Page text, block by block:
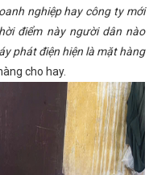
Tĩnh công suất 100
phẩm tại Hội chợ quốc
- Đà Nẵng 2024
Hội
Khu ủy Khu tự trị dân
Huệ kiểm tra sản xuất
bố các quyết định về
AN TOÀN VẬT LIỆU NỔ
đại hội Đảng nhiệm kỳ
ban hành trước khi
năm 2024
Costa
kinh tế thị trường
nghiệp hay công ty mới
điểm này người dân nào
phát điện hiện là mặt hàng
cho hay.